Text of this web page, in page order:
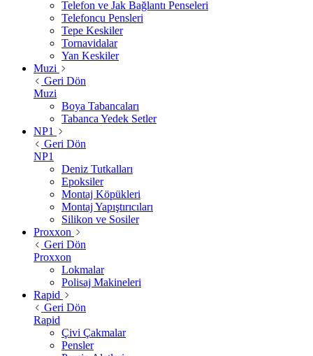
Telefon ve Jak Bağlantı Penseleri
Telefoncu Pensleri
Tepe Keskiler
Tornavidalar
Yan Keskiler
Muzi
Geri Dön
Muzi
Boya Tabancaları
Tabanca Yedek Setler
NP1
Geri Dön
NP1
Deniz Tutkalları
Epoksiler
Montaj Köpükleri
Montaj Yapıştırıcıları
Silikon ve Sosiler
Proxxon
Geri Dön
Proxxon
Lokmalar
Polisaj Makineleri
Rapid
Geri Dön
Rapid
Çivi Çakmalar
Pensler